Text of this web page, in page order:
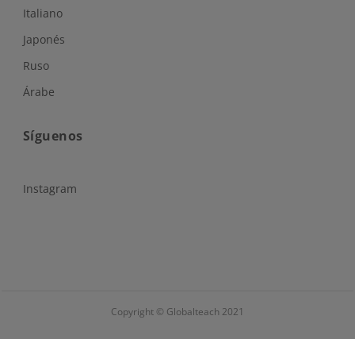
Italiano
Japonés
Ruso
Árabe
Síguenos
Instagram
Copyright © Globalteach 2021